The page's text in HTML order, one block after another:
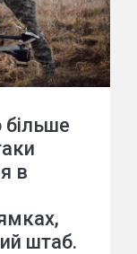
більше
в
штаб.